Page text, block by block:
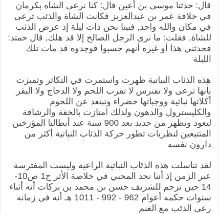
قال: حدثنا موسى بن أعين قال: كنا نرعى الشاه بكرمان
في خلافة عمر بن عبدالعزيز فكانت الشاة والذئب ترعى
في مكان والله واحد, فبينا نحن ذات ليلة إذ عرض الذئب
للشاة, فقلت: ما نرى الرجل الصالح إلا قد هلك, قال حمتد:
فحدثني هذا أو غيره أنهم حسبوا فوجدوه قد مات تلك
الليلة
هذه الذئاب النباتية ظهرت واستمرت في التكاثر وتميزت
بأنها ترعى ولا تفترس لا تقرب اللحم ولا الدجاج ولا البقر
أكلاتها نباتية ووجباتها خضراء وتبتعد عن اللحوم
والكليسترول والدهون ولذلك امتازت بالخفة والرشاقة
لتعود وتظهر من جديد بعد 900 سنة عند أبطالنا المؤرخين
المتتبعين لنظريات تطور حركة الذئاب النباتية أكثر من
دارون نفسه
لقد تناسلت هذه الذئاب النباتية الراعية وليست المفترسة
عبر الزمن إذ أننا نجد المحبي في خلاصة الأثر ج1 ص10-
14 حين ترجم للشريف حسن بن محمد بن بركات أنه أثناء
سنوات حكمه أعوام 962 - 992 - 1011 هـ أنه في زمانه
رعى الذئب مع الغنم